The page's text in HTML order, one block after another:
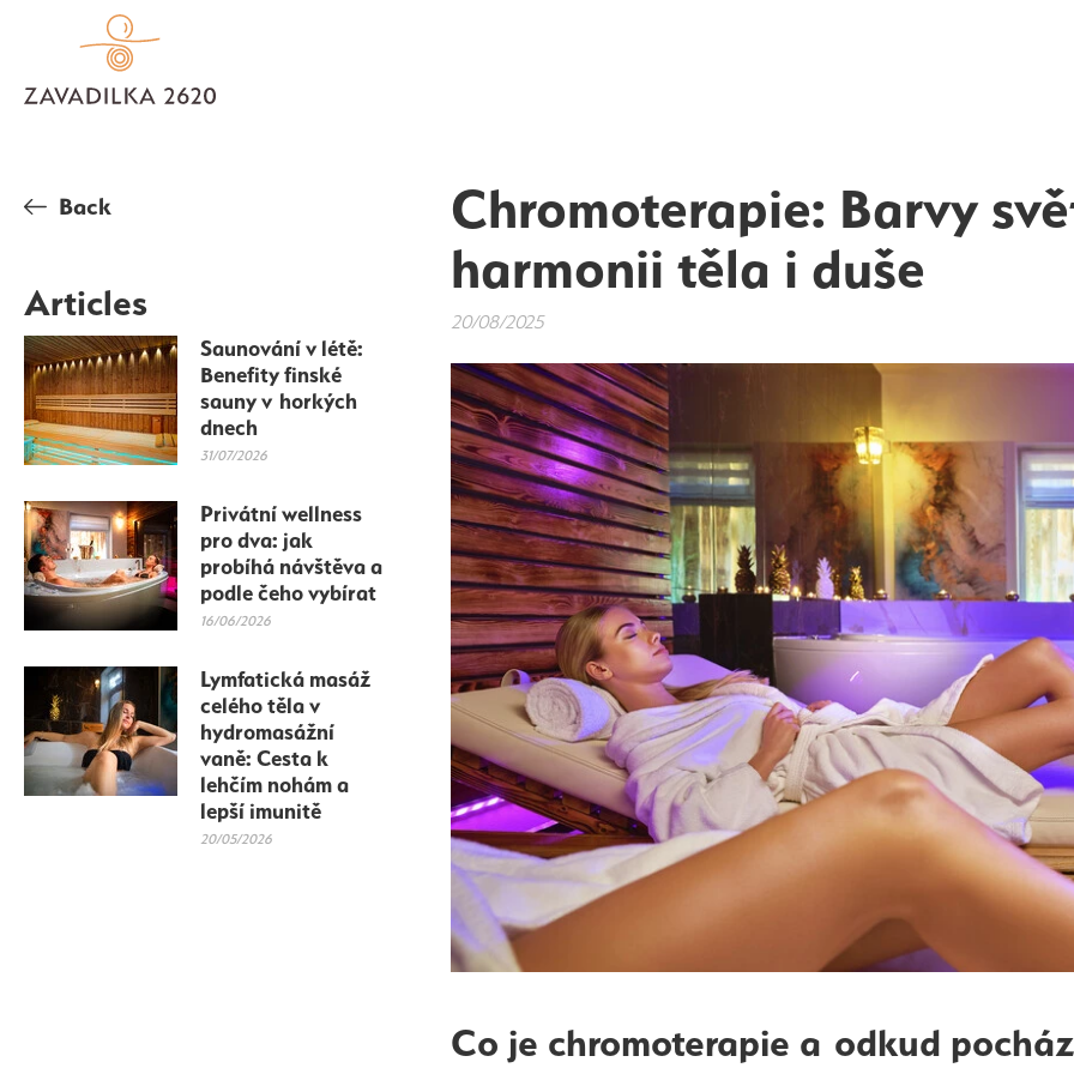
Back
Articles
Saunování v létě:
Benefity finské
sauny v horkých
dnech
31/07/2026
Privátní wellness
pro dva: jak
probíhá návštěva a
podle čeho vybírat
16/06/2026
Lymfatická masáž
celého těla v
hydromasážní
vaně: Cesta k
lehčím nohám a
lepší imunitě
20/05/2026
Chromoterapie: Barvy
harmonii těla i duše
20/08/2025
Co je chromoterapie a odkud